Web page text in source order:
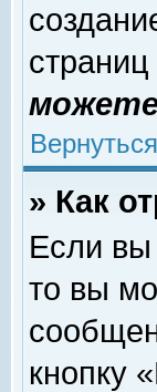
» Как
Если вы
то вы
кнопку